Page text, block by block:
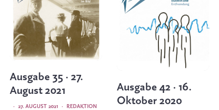
Ausgabe 35 · 27.
August 2021
REDAKTION
·
27. AUGUST 2021
·
Ausgabe 42 · 16.
Oktober 2020